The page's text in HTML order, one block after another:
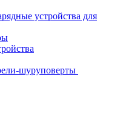
устройства для
шуруповерты